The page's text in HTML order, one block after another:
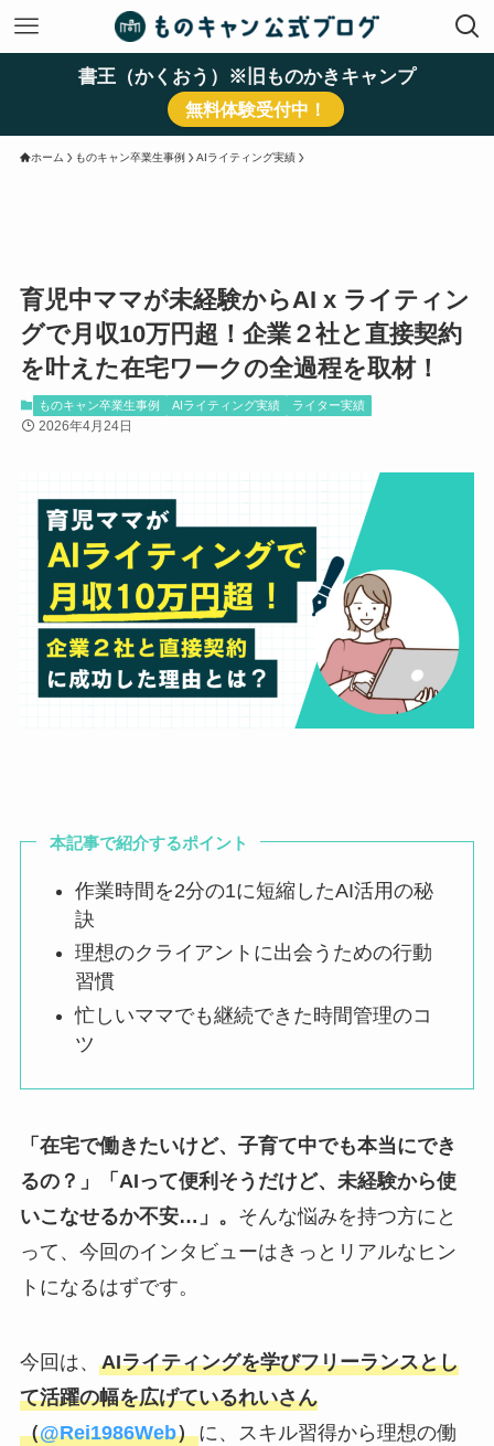
書王（かくおう）※旧ものかきキャンプ
無料体験受付中！
ホーム ものキャン卒業生事例 AIライティング実績
育児中ママが未経験からAI x ライティン
グで月収10万円超！企業２社と直接契約
を叶えた在宅ワークの全過程を取材！
ものキャン卒業生事例 AIライティング実績 ライター実績
2026年4月24日
本記事で紹介するポイント
作業時間を2分の1に短縮したAI活用の秘
訣
理想のクライアントに出会うための行動
習慣
忙しいママでも継続できた時間管理のコ
ツ
「在宅で働きたいけど、子育て中でも本当にでき
るの？」「AIって便利そうだけど、未経験から使
いこなせるか不安…」。 そんな悩みを持つ方にと
って、今回のインタビューはきっとリアルなヒン
トになるはずです。
今回は、 AIライティングを学びフリーランスとし
て活躍の幅を広げているれいさん
（@Rei1986Web）に、スキル習得から理想の働